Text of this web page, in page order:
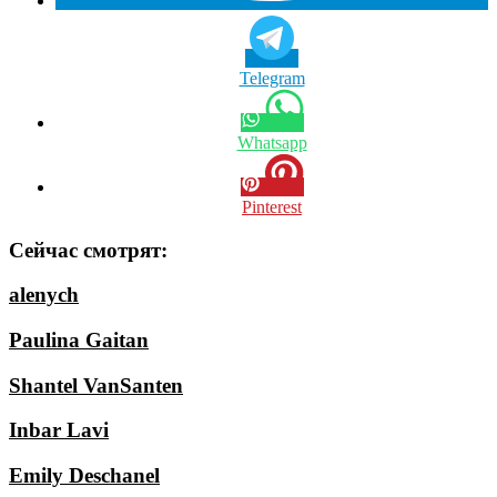
Telegram
Whatsapp
Pinterest
Сейчас смотрят:
alenych
Paulina Gaitan
Shantel VanSanten
Inbar Lavi
Emily Deschanel